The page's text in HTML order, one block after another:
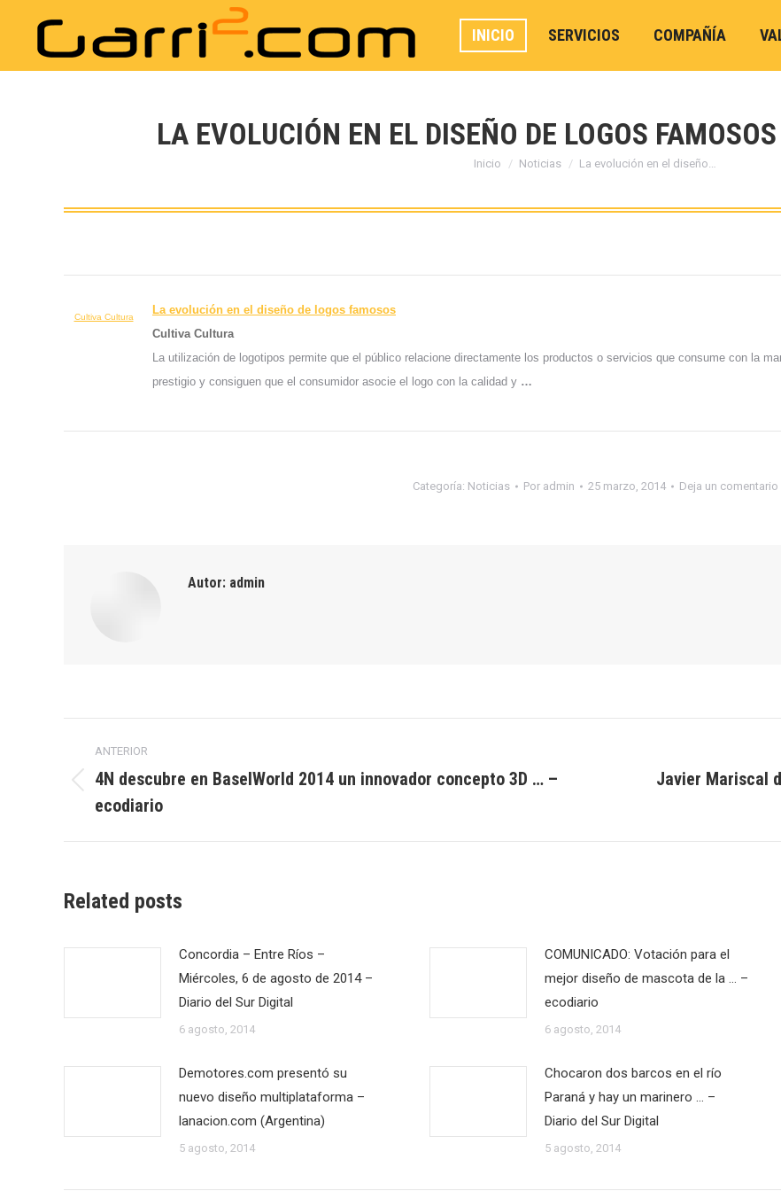
INICIO SERVICIOS COMPAÑÍA
LA EVOLUCIÓN EN EL DISEÑO DE LOGOS
Estás aquí:
Inicio Noticias La evolución en el diseño…
Cultiva Cultura
La evolución en el diseño de logos famosos
Cultiva Cultura
La utilización de logotipos permite que el público relacione directamente los productos o servicios que consume con la
prestigio y consiguen que el consumidor asocie el logo con la calidad y …
Categoría: Noticias Por admin 25 marzo, 2014 Deja un comentario
Autor: admin
entre
publicaciones
ANTERIOR
Publicación
anterior:
4N descubre en BaselWorld 2014 un innovador concepto 3D … –
ecodiario
Publicación
Javier Mariscal
Related posts
Concordia – Entre Ríos –
Miércoles, 6 de agosto de 2014 –
Diario del Sur Digital
6 agosto, 2014
COMUNICADO: Votación para el
mejor diseño de mascota de la … –
ecodiario
6 agosto, 2014
Demotores.com presentó su
nuevo diseño multiplataforma –
lanacion.com (Argentina)
5 agosto, 2014
Chocaron dos barcos en el río
Paraná y hay un marinero … –
Diario del Sur Digital
5 agosto, 2014